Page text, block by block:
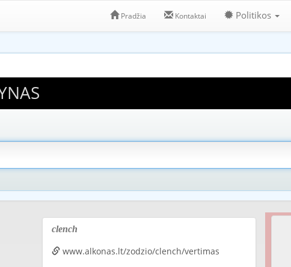
Pradžia Kontaktai Politikos
clench
www.alkonas.lt/zodzio/clench/vertimas